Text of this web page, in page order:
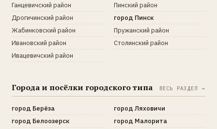
Ганцевичский район
Дрогичинский район
Жабинковский район
Ивановский район
Ивацевичский район
Пинский район
город Пинск
Пружанский район
Столинский район
Города и посёлки городского типа ВЕСЬ РАЗДЕЛ →
город Берёза
город Белоозерск
город Ляховичи
город Малорита